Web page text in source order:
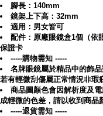
↓透明黃
腳長：140mm
鏡架上下高：32mm
適用：男女皆可
配件：原廠眼鏡盒1個（依
保證卡
-----購物需知 -----
名牌眼鏡屬於精品中的飾
若有輕微刮傷屬正常情況非瑕
商品圖顏色會因解析度及
成輕微的色差，請以收到商品
-----退貨需知 -----